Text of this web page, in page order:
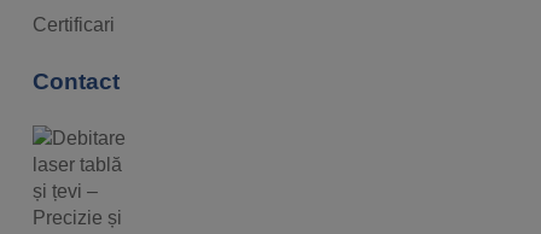
Certificari
Contact